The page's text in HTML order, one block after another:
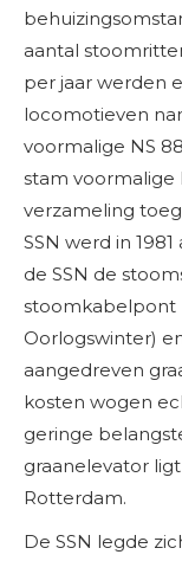
aantal
per jaar werden
locomotieven
voormalige NS
stam voormalige
verzameling
SSN werd in
de SSN de
stoomkabelpont
Oorlogswinter)
aangedreven
kosten wogen
geringe
graanelevator
Rotterdam.
De SSN legde